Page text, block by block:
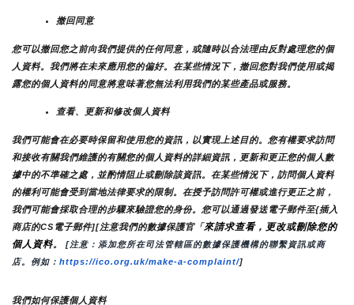
撤回同意
您可以撤回您之前向我們提供的任何同意，或隨時以合法理由反對處理您的個
人資料。我們將在未來應用您的偏好。在某些情況下，撤回您對我們使用或揭
露您的個人資料的同意將意味著您無法利用我們的某些產品或服務。
查看、更新和修改個人資料
我們可能會在必要時保留和使用您的資訊，以實現上述目的。您有權要求訪問
和接收有關我們維護的有關您的個人資料的詳細資訊，更新和更正您的個人數
據中的不準確之處，並酌情阻止或刪除該資訊。在某些情況下，訪問個人資料
的權利可能會受到當地法律要求的限制。在授予訪問許可權或進行更正之前，
我們可能會採取合理的步驟來驗證您的身份。您可以通過發送電子郵件至{插入
商店的CS電子郵件][注意我們的數據保護官「來請求查看，更改或刪除您的
個人資料。
[注意：添加您所在司法管轄區的數據保護機構的聯繫資訊或商
店。例如： https://ico.org.uk/make-a-complaint/]
我們如何保護個人資料